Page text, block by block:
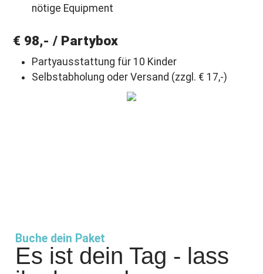
nötige Equipment
€ 98,- / Partybox
Partyausstattung für 10 Kinder
Selbstabholung oder Versand (zzgl. € 17,-)
Buche dein Paket
Es ist dein Tag - lass